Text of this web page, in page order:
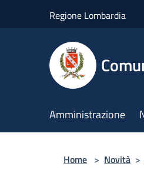
Regione Lombardia
Amministrazione
Home > Novità >